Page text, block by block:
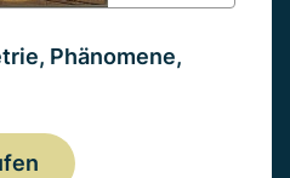
Phänomene,